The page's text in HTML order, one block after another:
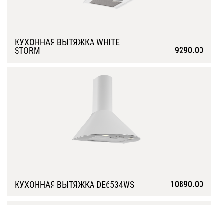
КУХОННАЯ ВЫТЯЖКА WHITE
STORM
9290.00
Подробнее
КУХОННАЯ ВЫТЯЖКА DE6534WS 10890.00